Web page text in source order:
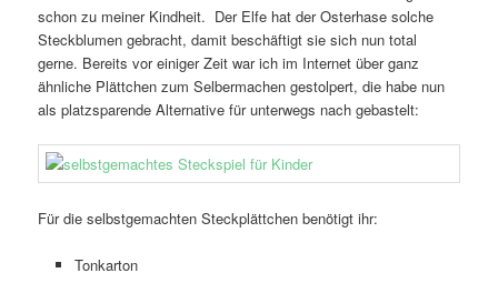
schon zu meiner Kindheit. Der Elfe hat der Osterhase solche
Steckblumen gebracht, damit beschäftigt sie sich nun total
gerne. Bereits vor einiger Zeit war ich im Internet über ganz
ähnliche Plättchen zum Selbermachen gestolpert, die habe nun
als platzsparende Alternative für unterwegs nach gebastelt:
Für die selbstgemachten Steckplättchen benötigt ihr:
Tonkarton